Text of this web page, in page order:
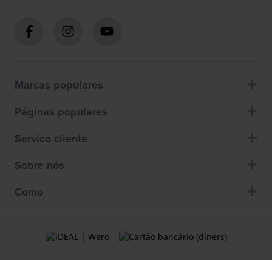
Marcas populares
Páginas populares
Servico cliente
Sobre nós
Como